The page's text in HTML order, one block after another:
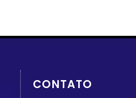
CONTATO